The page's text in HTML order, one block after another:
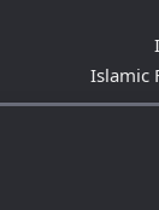
Islamic